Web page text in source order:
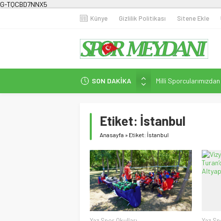
G-TQCBD7NNX5
Künye Gizlilik Politikası Sitene Ekle
SON DAKİKA
Milli
Karanlığa Karşı
İstanbul’da Doğa
Fenerbahçe Kadın
Efor Çay’dan Futbola
Etiket: İstanbul
Anasayfa » Etiket: İstanbul